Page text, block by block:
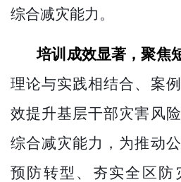
综合减灾能力。
培训成效显著，聚焦
理论与实践相结合、案
效提升基层干部灾害风
综合减灾能力，为推动
预防转型、夯实全区防